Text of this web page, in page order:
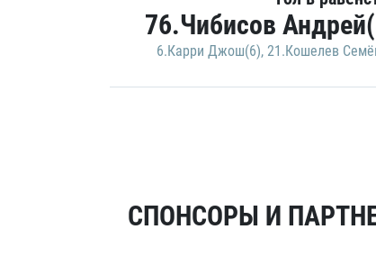
76.Чибисов
6.Карри Джош(6), 21.Кошелев
СПОНСОРЫ И